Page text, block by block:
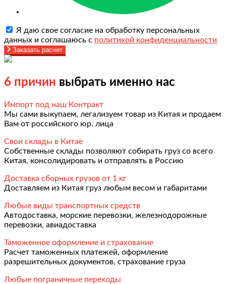
Я даю свое согласие на обработку персональных
данных и соглашаюсь с политикой конфиденциальности
Заказать расчет
6 причин выбрать именно нас
Импорт под наш Контракт
Мы сами выкупаем, легализуем товар из Китая и продаем
Вам от российского юр. лица
Свои склады в Китае
Собственные склады позволяют собирать груз со всего
Китая, консолидировать и отправлять в Россию
Доставка сборных грузов от 1 кг
Доставляем из Китая груз любым весом и габаритами
Любые виды транспортных средств
Автодоставка, морские перевозки, железнодорожные
перевозки, авиадоставка
Таможенное оформление и страхование
Расчет таможенных платежей, оформление
разрешительных документов, страхование груза
Любые пограничные переходы